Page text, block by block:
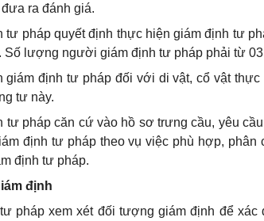
ra đánh giá.
tư pháp quyết định thực hiện giám định tư
Số lượng người giám định tư pháp phải từ
giám định tư pháp đối với di vật, cổ vật
tư này.
tư pháp căn cứ vào hồ sơ trưng cầu, yêu
định tư pháp theo vụ việc phù hợp, phân
định tư pháp.
định
pháp xem xét đối tượng giám định để xác